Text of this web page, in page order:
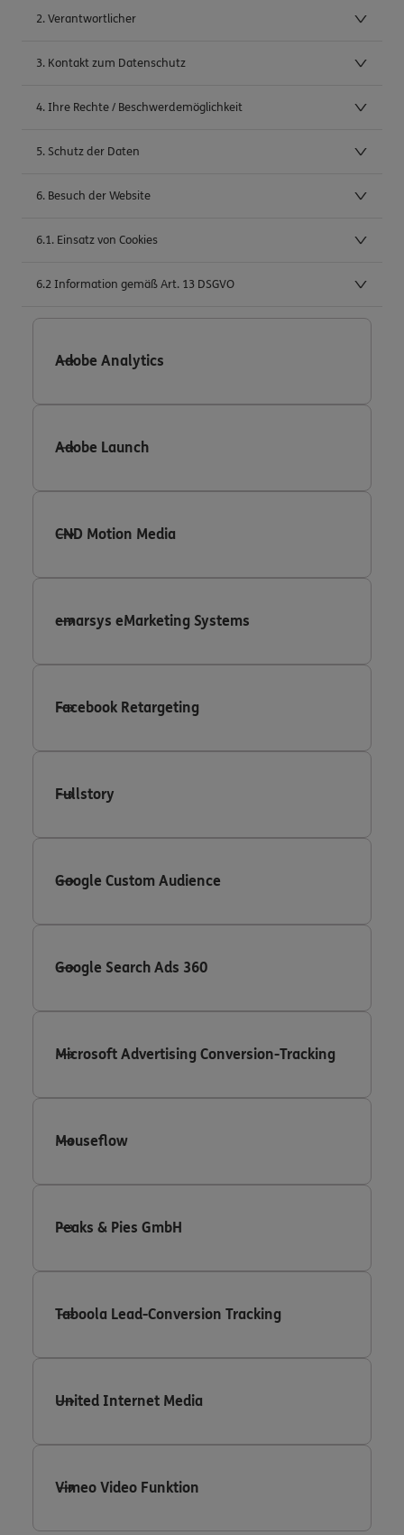
2. Verantwortlicher
3. Kontakt zum Datenschutz
4. Ihre Rechte / Beschwerdemöglichkeit
5. Schutz der Daten
6. Besuch der Website
6.1. Einsatz von Cookies
6.2 Information gemäß Art. 13 DSGVO
Adobe Analytics
Adobe Launch
CND Motion Media
emarsys eMarketing Systems
Facebook Retargeting
Fullstory
Google Custom Audience
Google Search Ads 360
Microsoft Advertising Conversion-Tracking
Mouseflow
Peaks & Pies GmbH
Taboola Lead-Conversion Tracking
United Internet Media
Vimeo Video Funktion